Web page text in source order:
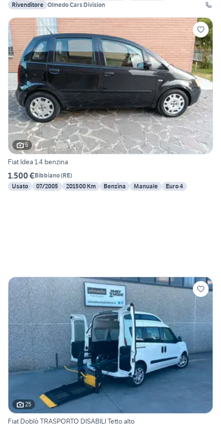
Rivenditore Olmedo Cars Division
6
Fiat Idea 1.4 benzina
1.500 €Bibbiano(RE)
Usato
07/2005 201500 Km Benzina Manuale Euro 4
25
Fiat Doblò TRASPORTO DISABILI Tetto alto